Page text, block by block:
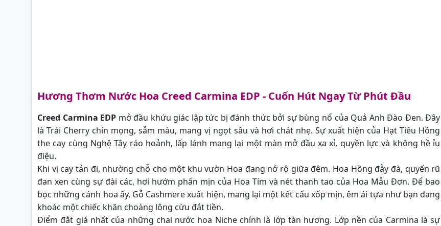
Hương Thơm Nước Hoa Creed Carmina EDP - Cuốn Hút Ngay Từ Phút Đầu
Creed Carmina EDP mở đầu khứu giác lập tức bị đánh thức bởi sự bùng nổ của Quả Anh Đào Đen. Đây
là Trái Cherry chín mọng, sẫm màu, mang vị ngọt sâu và hơi chát nhẹ. Sự xuất hiện của Hạt Tiêu Hồng
the cay cùng Nghệ Tây ráo hoảnh, lấp lánh mang lại một màn mở đầu xa xỉ, quyền lực và không hề ỉu
điệu.
Khi vị cay tản đi, nhường chỗ cho một khu vườn Hoa đang nở rộ giữa đêm. Hoa Hồng đẫy đà, quyến rũ
đan xen cùng sự đài các, hơi hướm phấn mịn của Hoa Tím và nét thanh tao của Hoa Mẫu Đơn. Để bao
bọc những cánh hoa ấy, Gỗ Cashmere xuất hiện, mang lại một kết cấu xốp mịn, êm ái tựa như bạn đang
khoác một chiếc khăn choàng lông cừu đắt tiền.
Điểm đắt giá nhất của những chai nước hoa Niche chính là lớp tàn hương. Lớp nền của Carmina là sự